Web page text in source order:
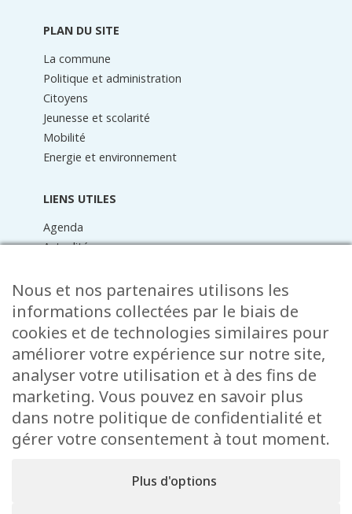
PLAN DU SITE
La commune
Politique et administration
Citoyens
Jeunesse et scolarité
Mobilité
Energie et environnement
LIENS UTILES
Agenda
Actualités
Raider online
Formulaires
Faq
Contact
CONTACT
15 Rue de l’École
L-8353 Garnich
38 00 19 1
Nous et nos partenaires utilisons les
informations collectées par le biais de
cookies et de technologies similaires pour
améliorer votre expérience sur notre site,
analyser votre utilisation et à des fins de
marketing. Vous pouvez en savoir plus
dans notre politique de confidentialité et
gérer votre consentement à tout moment.
Plus d'options